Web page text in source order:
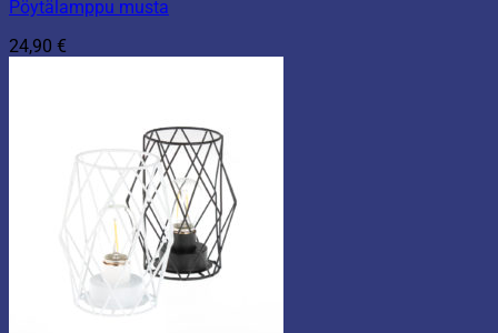
Pöytälamppu musta
24,90 €